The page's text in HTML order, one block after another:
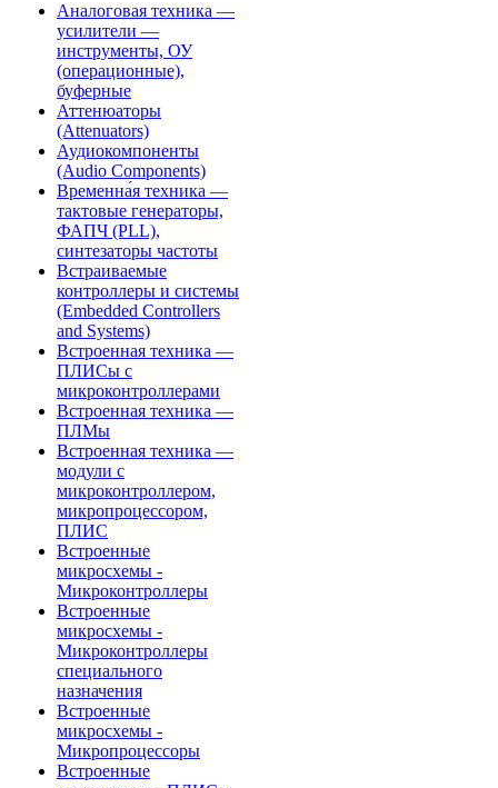
Аналоговая техника —
усилители —
инструменты, ОУ
(операционные),
буферные
Аттенюаторы
(Attenuators)
Аудиокомпоненты
(Audio Components)
Временна́я техника —
тактовые генераторы,
ФАПЧ (PLL),
синтезаторы частоты
Встраиваемые
контроллеры и системы
(Embedded Controllers
and Systems)
Встроенная техника —
ПЛИСы с
микроконтроллерами
Встроенная техника —
ПЛМы
Встроенная техника —
модули с
микроконтроллером,
микропроцессором,
ПЛИС
Встроенные
микросхемы -
Микроконтроллеры
Встроенные
микросхемы -
Микроконтроллеры
специального
назначения
Встроенные
микросхемы -
Микропроцессоры
Встроенные